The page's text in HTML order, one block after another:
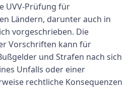
UVV-Prüfung für
Ländern, darunter auch in
vorgeschrieben. Die
Vorschriften kann für
und Strafen nach sich
Unfalls oder einer
rechtliche Konsequenzen